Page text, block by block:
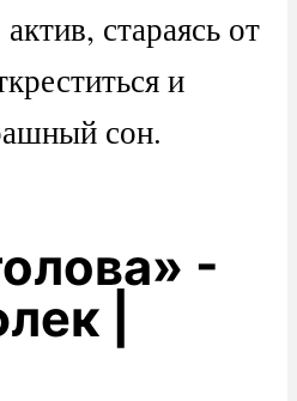
стараясь от
и
сон.
-
|